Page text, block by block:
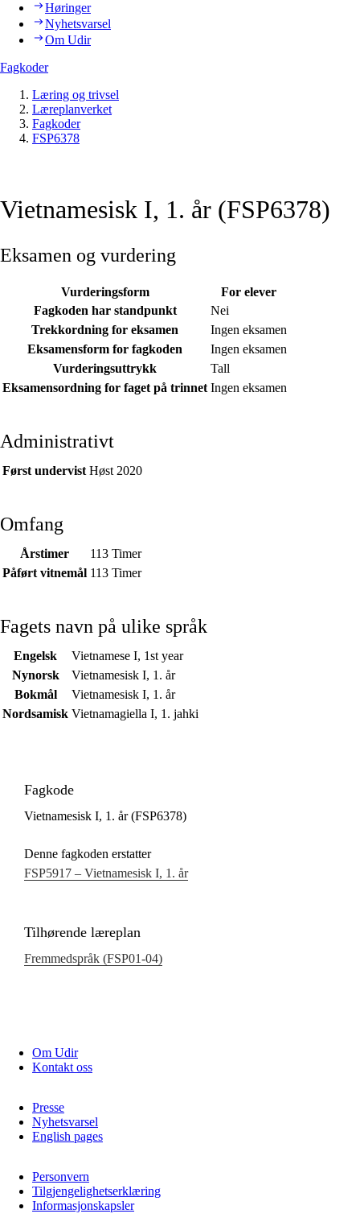
Høringer
Nyhetsvarsel
Om Udir
Fagkoder
Læring og trivsel
Læreplanverket
Fagkoder
FSP6378
Vietnamesisk I, 1. år (FSP6378)
Eksamen og vurdering
Vurderingsform
For elever
Fagkoden har standpunkt
Nei
Trekkordning for eksamen
Ingen eksamen
Eksamensform for fagkoden
Ingen eksamen
Vurderingsuttrykk
Tall
Eksamensordning for faget på trinnet Ingen eksamen
Administrativt
Først undervist Høst 2020
Omfang
Årstimer
113 Timer
Påført vitnemål 113 Timer
Fagets navn på ulike språk
Engelsk
Vietnamese I, 1st year
Nynorsk
Vietnamesisk I, 1. år
Bokmål
Vietnamesisk I, 1. år
Nordsamisk Vietnamagiella I, 1. jahki
Fagkode
Vietnamesisk I, 1. år (FSP6378)
Denne fagkoden erstatter
FSP5917 – Vietnamesisk I, 1. år
Tilhørende læreplan
Fremmedspråk (FSP01‑04)
Om Udir
Kontakt oss
Presse
Nyhetsvarsel
English pages
Personvern
Tilgjengelighetserklæring
Informasjonskapsler